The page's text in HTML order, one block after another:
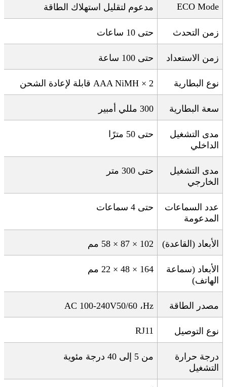
ECO Mode مدعوم لتقليل استهلاك الطاقة
زمن التحدث حتى 10 ساعات
زمن الاستعداد حتى 100 ساعة
نوع البطارية 2 × AAA NiMH قابلة لإعادة الشحن
سعة البطارية 300 مللي أمبير
مدى التشغيل
الداخلي
حتى 50 مترًا
مدى التشغيل
الخارجي
حتى 300 متر
عدد السماعات
المدعومة
حتى 4 سماعات
الأبعاد (القاعدة) 102 × 87 × 58 مم
الأبعاد (سماعة
الهاتف)
164 × 48 × 22 مم
مصدر الطاقة AC 100-240V ، 50/60Hz
نوع التوصيل RJ11
درجة حرارة
التشغيل
من 5 إلى 40 درجة مئوية